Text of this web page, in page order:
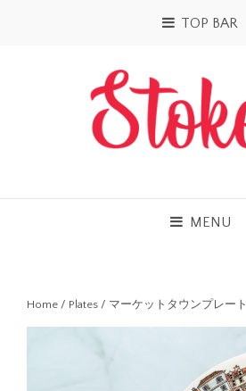
TOP BAR
MENU
Home / Plates / マーケットタウンプレート